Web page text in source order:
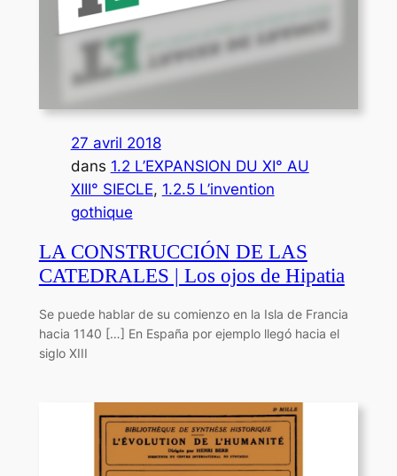
27 avril 2018
dans 1.2 L’EXPANSION DU XI° AU
XIII° SIECLE, 1.2.5 L’invention
gothique
LA CONSTRUCCIÓN DE LAS
CATEDRALES | Los ojos de Hipatia
Se puede hablar de su comienzo en la Isla de Francia
hacia 1140 […] En España por ejemplo llegó hacia el
siglo XIII